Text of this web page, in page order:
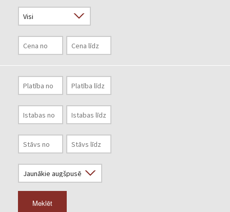
Pakalpojumi
Kontakti
Meklēt